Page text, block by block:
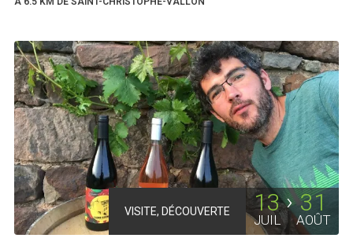
VISITE, DÉCOUVERTE 13
JUIL
31
AOÛT